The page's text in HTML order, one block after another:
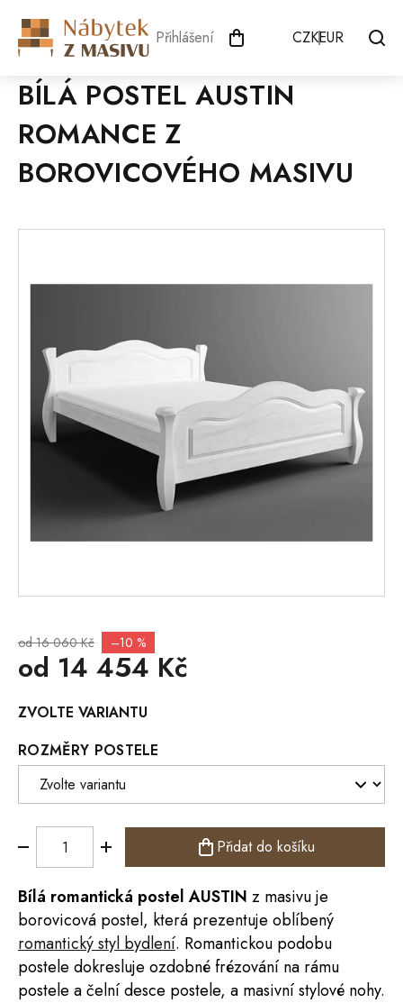
obsah
Přihlášení CZKEUR
BÍLÁ POSTEL AUSTIN
ROMANCE Z
BOROVICOVÉHO MASIVU
od 16 060 Kč –10 %
od 14 454 Kč
cena:
ZVOLTE VARIANTU
ROZMĚRY POSTELE
Přidat do košíku
Bílá romantická postel AUSTIN z masivu je
borovicová postel, která prezentuje oblíbený
romantický styl bydlení. Romantickou podobu
postele dokresluje ozdobné frézování na rámu
postele a čelní desce postele, a masivní stylové nohy.